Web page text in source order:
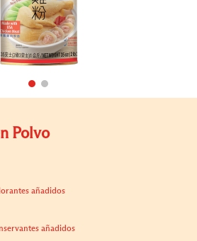
Polvo
añadidos
añadidos